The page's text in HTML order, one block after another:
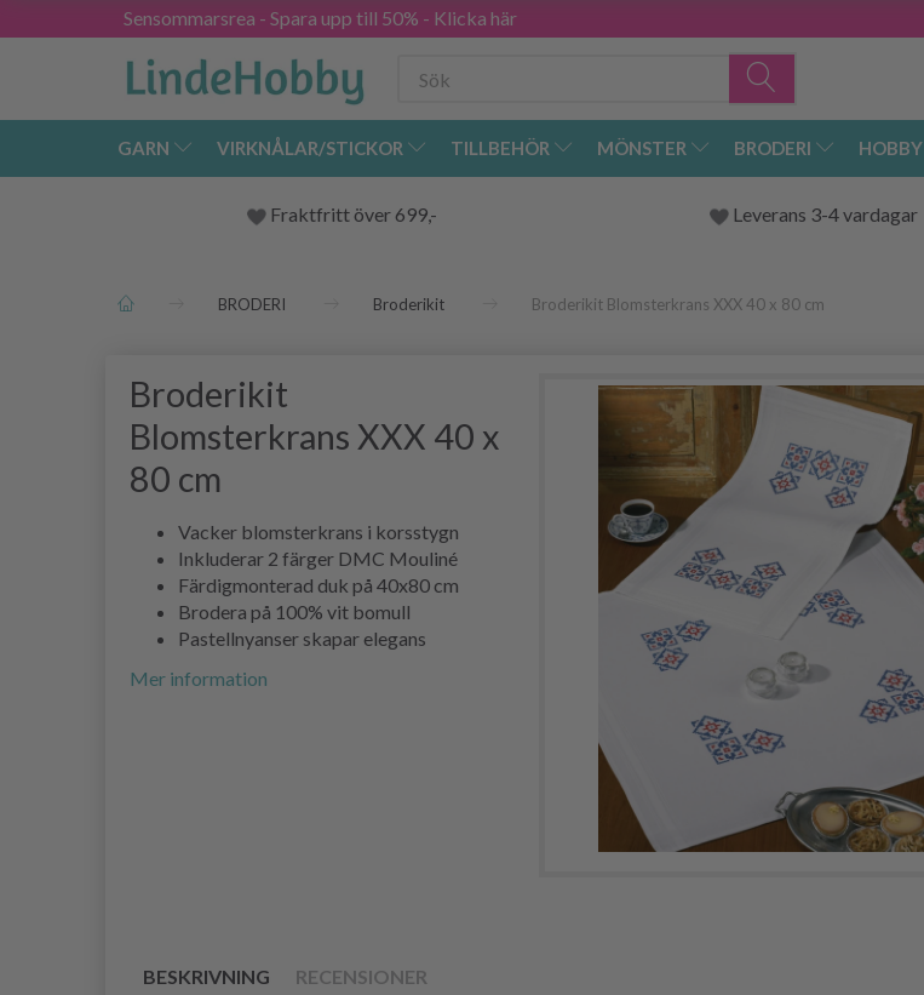
Sensommarsrea - Spara upp till 50% - Klicka här
GARN VIRKNÅLAR/STICKOR TILLBEHÖR MÖNSTER BRODERI HOBBY
Fraktfritt över 699,- Leverans 3-4 vardagar
BRODERI Broderikit Broderikit Blomsterkrans XXX 40 x 80 cm
Broderikit
Blomsterkrans XXX 40 x
80 cm
Vacker blomsterkrans i korsstygn
Inkluderar 2 färger DMC Mouliné
Färdigmonterad duk på 40x80 cm
Brodera på 100% vit bomull
Pastellnyanser skapar elegans
Mer information
BESKRIVNING RECENSIONER